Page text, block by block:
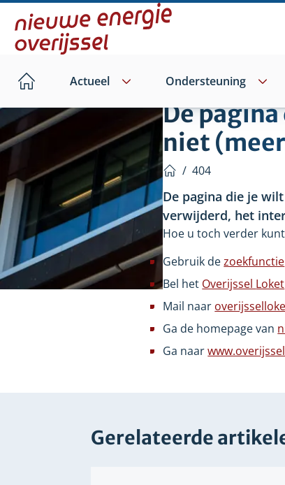
naar
hoofdinhoud
Home
Actueel Ondersteuning
De
niet
/ 404
De pagina die je
verwijderd, het
Hoe u toch verder
Gebruik dezoekfunctie
Bel het Overijssel Loket
Mail naar
Ga de homepage van
Ga naar
Gerelateerde